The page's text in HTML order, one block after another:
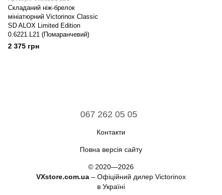
Складаний ніж-брелок
мініатюрний Victorinox Classic
SD ALOX Limited Edition
0.6221.L21 (Помаранчевий)
2 375 грн
067 262 05 05
Контакти
Повна версія сайту
© 2020—2026
VXstore.com.ua – Офіційний дилер Victorinox
в Україні